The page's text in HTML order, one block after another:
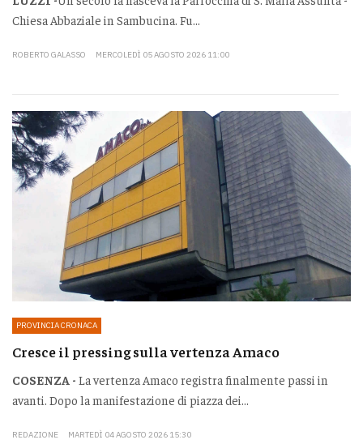
Chiesa Abbaziale in Sambucina. Fu...
ROBERTO GALASSO MERCOLEDÌ 05 AGOSTO 2026 11:00
PROVINCIA CRONACA
Cresce il pressing sulla vertenza Amaco
COSENZA - La vertenza Amaco registra finalmente passi in
avanti. Dopo la manifestazione di piazza dei...
REDAZIONE MARTEDÌ 04 AGOSTO 2026 15:30